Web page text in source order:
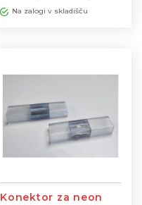
Na zalogi v skladišču
Konektor za neon